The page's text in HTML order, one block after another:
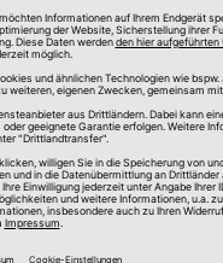
in Euro, inkl. gesetzlicher